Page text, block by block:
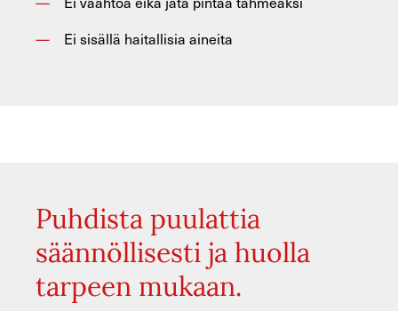
Ei sisällä haitallisia aineita
Puhdista puulattia
säännöllisesti ja huolla
tarpeen mukaan.